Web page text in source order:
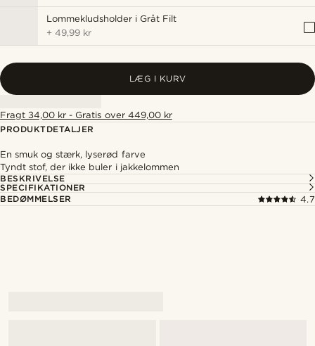
Lommekludsholder i Gråt Filt
+49,99 kr
LÆG I KURV
Fragt 34,00 kr - Gratis over 449,00 kr
PRODUKTDETALJER
En smuk og stærk, lyserød farve
Tyndt stof, der ikke buler i jakkelommen
BESKRIVELSE
SPECIFIKATIONER
BEDØMMELSER
4.7